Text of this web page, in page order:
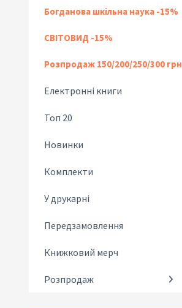
Богданова шкільна наука -15%
СВІТОВИД -15%
Розпродаж 150/200/250/300 грн
Електронні книги
Топ 20
Новинки
Комплекти
У друкарні
Передзамовлення
Книжковий мерч
Розпродаж